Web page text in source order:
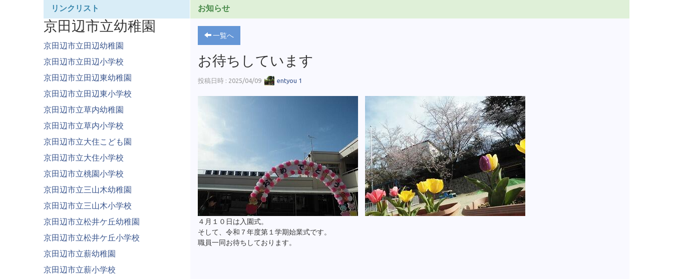
お知らせ
一覧へ
お待ちしています
投稿日時 : 2025/04/09 entyou 1
４月１０日は入園式。
そして、令和７年度第１学期始業式です。
職員一同お待ちしております。
リンクリスト
京田辺市立幼稚園
京田辺市立田辺幼稚園
京田辺市立田辺小学校
京田辺市立田辺東幼稚園
京田辺市立田辺東小学校
京田辺市立草内幼稚園
京田辺市立草内小学校
京田辺市立大住こども園
京田辺市立大住小学校
京田辺市立桃園小学校
京田辺市立三山木幼稚園
京田辺市立三山木小学校
京田辺市立松井ケ丘幼稚園
京田辺市立松井ケ丘小学校
京田辺市立薪幼稚園
京田辺市立薪小学校